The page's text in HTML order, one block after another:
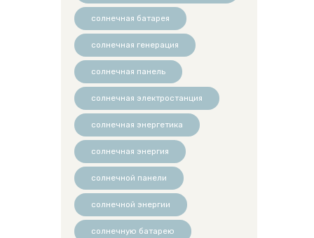
солнечная батарея
солнечная генерация
солнечная панель
солнечная электростанция
солнечная энергетика
солнечная энергия
солнечной панели
солнечной энергии
солнечную батарею